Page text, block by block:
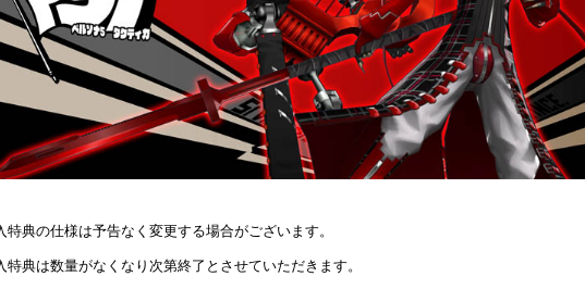
典の仕様は予告なく変更する場合がございます。
典は数量がなくなり次第終了とさせていただきます。